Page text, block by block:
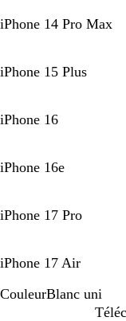
iPhone 14 Pro Max
iPhone 15 Plus
iPhone 16
iPhone 16e
iPhone 17 Pro
iPhone 17 Air
CouleurBlanc uni